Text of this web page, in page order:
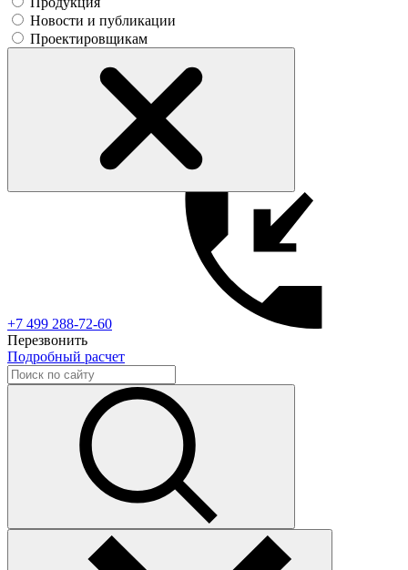
Новости и публикации
Проектировщикам
+7 499 288-72-60
Перезвонить
Подробный расчет